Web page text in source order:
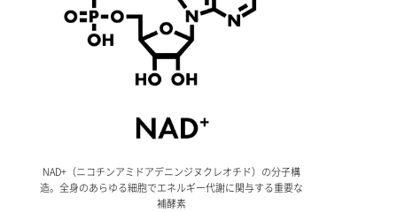
NAD+（ニコチンアミドアデニンジヌクレオチド）の分子構
造。全身のあらゆる細胞でエネルギー代謝に関与する重要な
補酵素